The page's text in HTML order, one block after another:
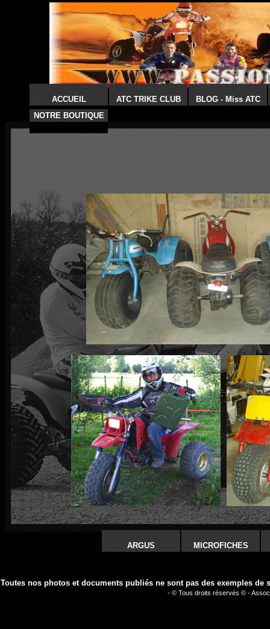
ACCUEIL ATC TRIKE CLUB
BLOG - Miss ATC
NOTRE BOUTIQUE
ARGUS MICROFICHES
Toutes nos photos et documents publiés ne sont pas des exemples
- © Tous droits réservés © -